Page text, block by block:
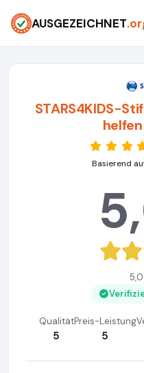
AUSGEZEICHNET
STARS4KIDS-
Basierend
Qualität
5
Preis-Leistung
5